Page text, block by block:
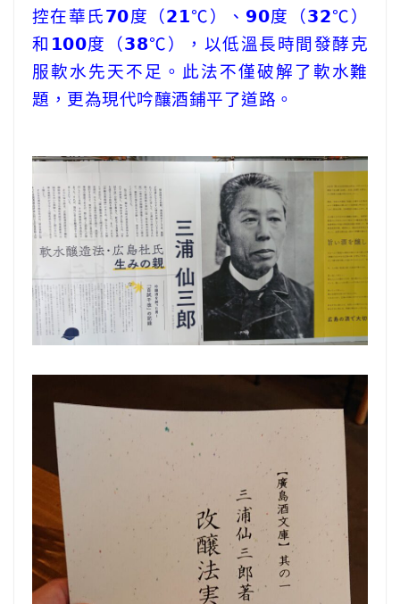
控在華氏𝟳𝟬度（𝟮𝟭℃）、𝟵𝟬度（𝟯𝟮℃）
和𝟭𝟬𝟬度（𝟯𝟴℃），以低溫長時間發酵克
服軟水先天不足。此法不僅破解了軟水難
題，更為現代吟釀酒鋪平了道路。